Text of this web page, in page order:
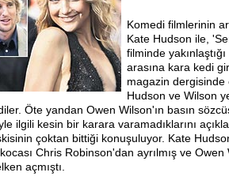
Komedi filmlerinin
Kate Hudson ile,
filminde
arasına kara kedi
magazin dergisinde
Hudson ve Wilson
Öte yandan Owen Wilson'ın basın
ilgili kesin bir karara varamadıklarını
çoktan bittiği konuşuluyor. Kate
Chris Robinson'dan ayrılmış ve
açmıştı.